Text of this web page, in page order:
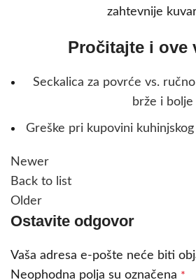
zahtevnije
Pročitajte i ove
Seckalica za povrće vs.
brže i bolje
Greške pri kupovini
Newer
Back to list
Older
Ostavite odgovor
Vaša adresa e-pošte neće biti
Neophodna polja su označena *